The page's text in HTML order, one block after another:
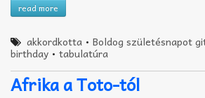
read more
akkordkotta •Boldog születésnapot
birthday • tabulatúra
Afrika a Toto-tól